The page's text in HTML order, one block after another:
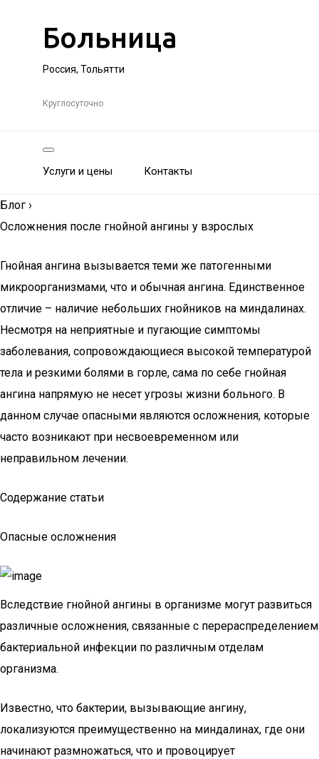
Больница
Россия, Тольятти
Круглосуточно
Услуги и цены Контакты
Блог ›
Осложнения после гнойной ангины у взрослых
Гнойная ангина вызывается теми же патогенными
микроорганизмами, что и обычная ангина. Единственное
отличие – наличие небольших гнойников на миндалинах.
Несмотря на неприятные и пугающие симптомы
заболевания, сопровождающиеся высокой температурой
тела и резкими болями в горле, сама по себе гнойная
ангина напрямую не несет угрозы жизни больного. В
данном случае опасными являются осложнения, которые
часто возникают при несвоевременном или
неправильном лечении.
Содержание статьи
Опасные осложнения
Вследствие гнойной ангины в организме могут развиться
различные осложнения, связанные с перераспределением
бактериальной инфекции по различным отделам
организма.
Известно, что бактерии, вызывающие ангину,
локализуются преимущественно на миндалинах, где они
начинают размножаться, что и провоцирует